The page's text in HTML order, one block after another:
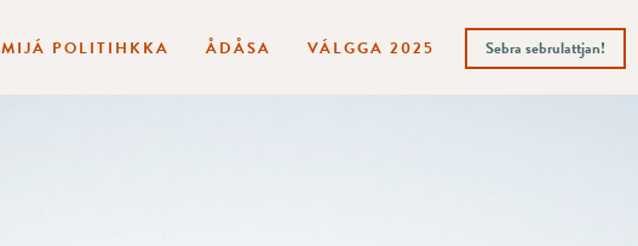
MIJÁ POLITIHKKA ÅDÅSA VÁLGGA 2025 Sebra sebrulattjan!